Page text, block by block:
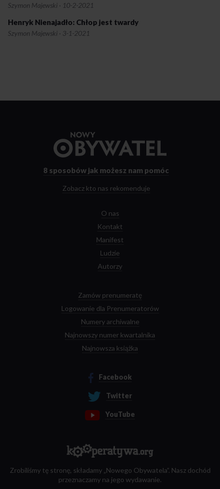
Szymon Majewski · 10-2-2021
Henryk Nienajadło: Chłop jest twardy
Szymon Majewski · 3-1-2021
strony
8 sposobów jak możesz nam pomóc
Zobacz kto nas rekomenduje
O nas
Kontakt
Manifest
Ludzie
Autorzy
Zamów prenumeratę
Logowanie dla Prenumeratorów
Numery archiwalne
Najnowszy numer kwartalnika
Najnowsza książka
Facebook
Twitter
YouTube
Zrobiliśmy tę stronę, składamy „Nowego Obywatela”. Nasz dochód
przeznaczamy na jego wydawanie.